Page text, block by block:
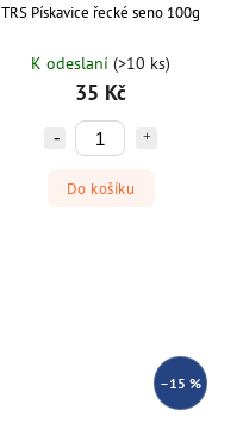
TRS Pískavice řecké seno 100g
K odeslaní (>10 ks)
35 Kč
Do košíku
–15 %